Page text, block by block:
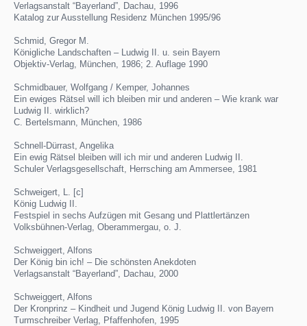
Verlagsanstalt “Bayerland”, Dachau, 1996
Katalog zur Ausstellung Residenz München 1995/96
Schmid, Gregor M.
Königliche Landschaften – Ludwig II. u. sein Bayern
Objektiv-Verlag, München, 1986; 2. Auflage 1990
Schmidbauer, Wolfgang / Kemper, Johannes
Ein ewiges Rätsel will ich bleiben mir und anderen – Wie krank war
Ludwig II. wirklich?
C. Bertelsmann, München, 1986
Schnell-Dürrast, Angelika
Ein ewig Rätsel bleiben will ich mir und anderen Ludwig II.
Schuler Verlagsgesellschaft, Herrsching am Ammersee, 1981
Schweigert, L. [c]
König Ludwig II.
Festspiel in sechs Aufzügen mit Gesang und Plattlertänzen
Volksbühnen-Verlag, Oberammergau, o. J.
Schweiggert, Alfons
Der König bin ich! – Die schönsten Anekdoten
Verlagsanstalt “Bayerland”, Dachau, 2000
Schweiggert, Alfons
Der Kronprinz – Kindheit und Jugend König Ludwig II. von Bayern
Turmschreiber Verlag, Pfaffenhofen, 1995